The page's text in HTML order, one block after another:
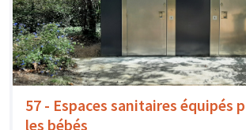
57 - Espaces sanitaires équipés
les bébés